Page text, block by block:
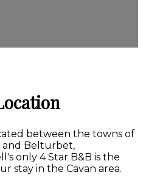
between the towns of
and Belturbet,
only 4 Star B&B is the
stay in the Cavan area.